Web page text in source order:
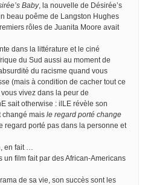
Baby, la nouvelle de Désirée’s
beau poême de Langston Hughes
rôles de Juanita Moore avait
dans la littérature et le ciné
du Sud aussi au moment de
du racisme quand vous
(mais à condition de cacher tout ce
vivez dans la peur de
sait otherwise : ilLE révèle son
changé mais le regard porté change
regard porté pas dans la personne et
en fait …
un film fait par des African-Americans
de sa vie, son succès sont les